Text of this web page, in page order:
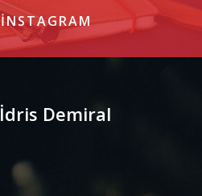
INSTAGRAM
İdris Demiral